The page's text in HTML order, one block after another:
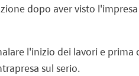
dopo aver visto
l'inizio dei lavori e prima
sul serio.